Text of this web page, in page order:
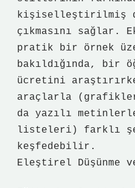
kişiselleştirilmiş
çıkmasını sağlar.
pratik bir örnek
bakıldığında, bir
ücretini
araçlarla
da yazılı
listeleri) farklı
keşfedebilir.
Eleştirel Düşünme